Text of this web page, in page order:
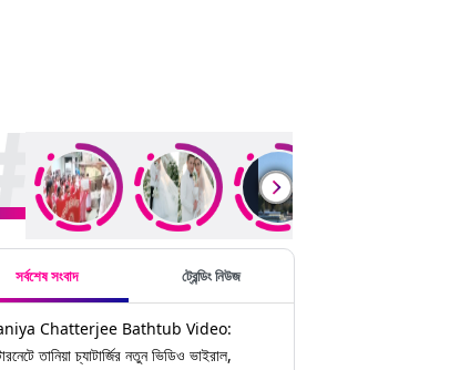
সর্বশেষ সংবাদ ট্রেন্ডিং নিউজ
Chatterjee Bathtub Video:
তানিয়া চ্যাটার্জির নতুন ভিডিও ভাইরাল,